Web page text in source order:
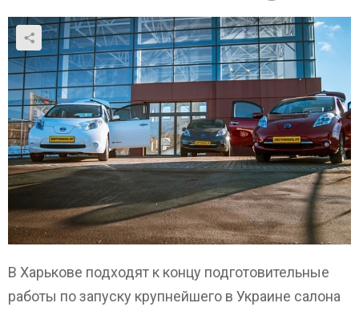
В Харькове подходят к концу подготовительные
работы по запуску крупнейшего в Украине салона